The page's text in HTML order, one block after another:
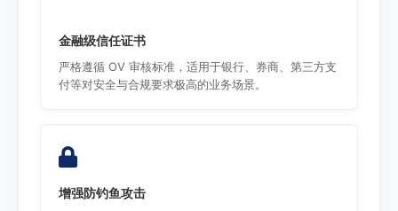
金融级信任证书
严格遵循 OV 审核标准，适用于银行、券商、第三方支
付等对安全与合规要求极高的业务场景。
增强防钓鱼攻击